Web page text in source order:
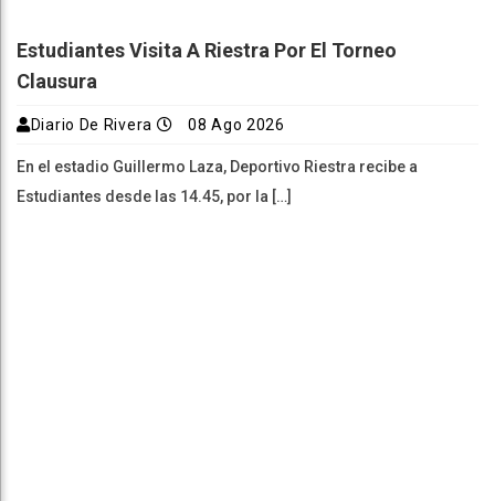
Estudiantes Visita A Riestra Por El Torneo
Clausura
Diario De Rivera 08 Ago 2026
En el estadio Guillermo Laza, Deportivo Riestra recibe a
Estudiantes desde las 14.45, por la […]